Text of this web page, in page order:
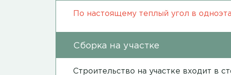
По настоящему теплый угол в
Сборка на участке
Строительство на участке входит в